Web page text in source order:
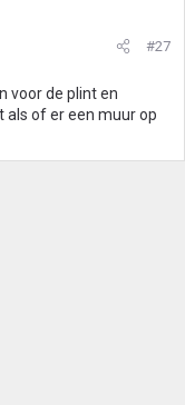
#27
voor de plint en
als of er een muur op